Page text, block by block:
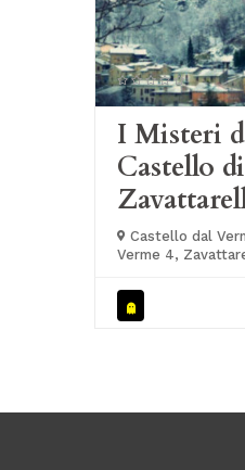
I Misteri
Castello di
Castello dal
Verme 4,